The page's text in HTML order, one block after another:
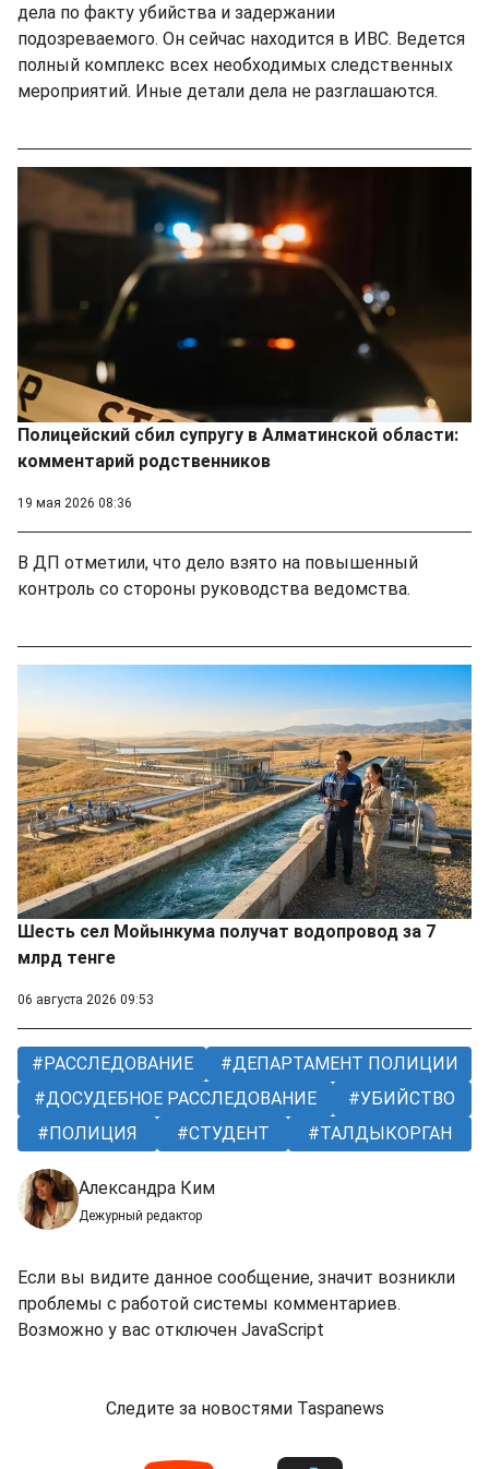
дела по факту убийства и задержании
подозреваемого. Он сейчас находится в ИВС. Ведется
полный комплекс всех необходимых следственных
мероприятий. Иные детали дела не разглашаются.
Полицейский сбил супругу в Алматинской области:
комментарий родственников
19 мая 2026 08:36
В ДП отметили, что дело взято на повышенный
контроль со стороны руководства ведомства.
Шесть сел Мойынкума получат водопровод за 7
млрд тенге
06 августа 2026 09:53
РАССЛЕДОВАНИЕ
ДЕПАРТАМЕНТ ПОЛИЦИИ
ДОСУДЕБНОЕ РАССЛЕДОВАНИЕ
УБИЙСТВО
ПОЛИЦИЯ
СТУДЕНТ ТАЛДЫКОРГАН
Александра Ким
Дежурный редактор
Если вы видите данное сообщение, значит возникли
проблемы с работой системы комментариев.
Возможно у вас отключен JavaScript
Следите за новостями Taspanews